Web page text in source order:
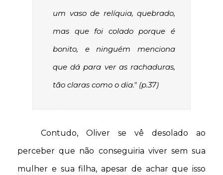
um vaso de relíquia, quebrado,
mas que foi colado porque é
bonito, e ninguém menciona
que dá para ver as rachaduras,
tão claras como o dia." (p.37)
Contudo, Oliver se vê desolado ao
perceber que não conseguiria viver sem sua
mulher e sua filha, apesar de achar que isso